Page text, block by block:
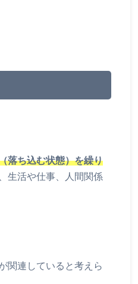
落ち込む状態）を繰り
生活や仕事、人間関係
関連していると考えら